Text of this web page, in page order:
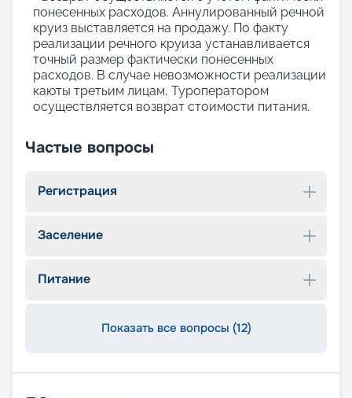
понесенных расходов. Аннулированный речной
круиз выставляется на продажу. По факту
реализации речного круиза устанавливается
точный размер фактически понесенных
расходов. В случае невозможности реализации
каюты третьим лицам, Туроператором
осуществляется возврат стоимости питания.
Частые вопросы
Регистрация
Заселение
Питание
Показать все вопросы (12)